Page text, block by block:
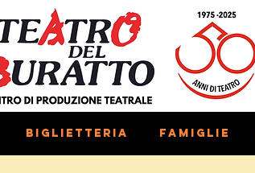
Biglietteria Famiglie